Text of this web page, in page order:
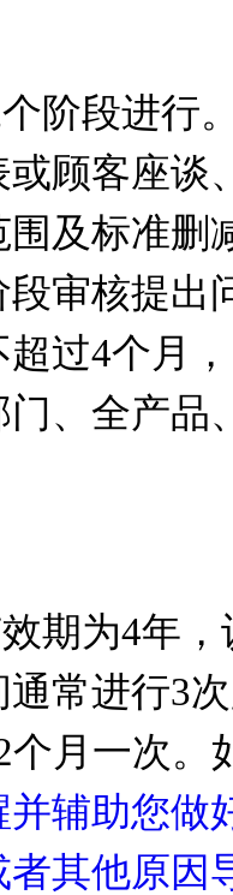
阶段进行
顾客座谈
及标准删
审核提出
超过4个月
门、全产品
期为4年，
常进行3
月一次。
辅助您做
其他原因